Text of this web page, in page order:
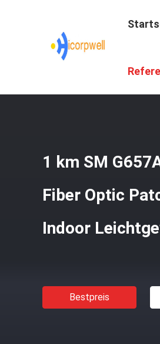
1 km SM
Fiber Optic
Indoor
Bestpreis